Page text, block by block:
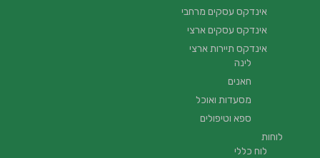
אינדקס עסקים מרחבי
אינדקס עסקים ארצי
אינדקס תיירות ארצי
לינה
חאנים
מסעדות ואוכל
ספא וטיפולים
לוחות
לוח כללי